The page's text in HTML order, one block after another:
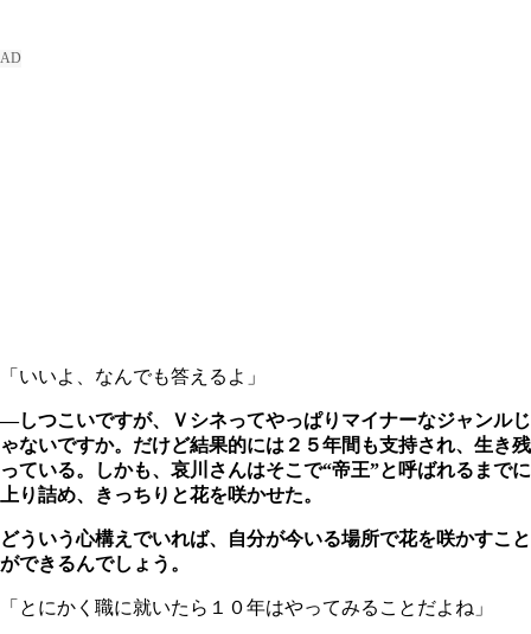
「いいよ、なんでも答えるよ」
―しつこいですが、Ｖシネってやっぱりマイナーなジャンルじ
ゃないですか。だけど結果的には２５年間も支持され、生き残
っている。しかも、哀川さんはそこで“帝王”と呼ばれるまでに
上り詰め、きっちりと花を咲かせた。
どういう心構えでいれば、自分が今いる場所で花を咲かすこと
ができるんでしょう。
「とにかく職に就いたら１０年はやってみることだよね」